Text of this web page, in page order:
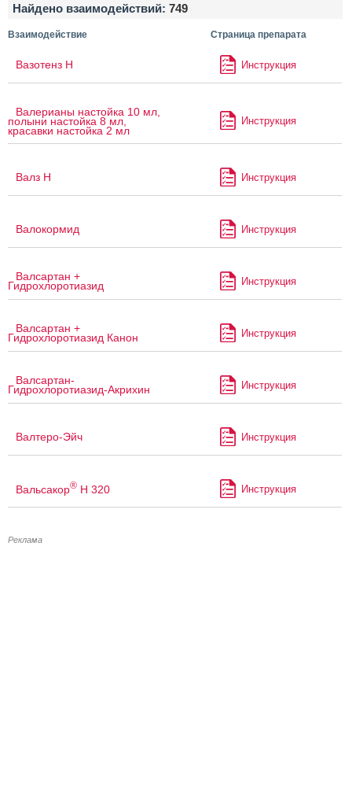
Найдено взаимодействий: 749
Взаимодействие Страница препарата
Вазотенз Н Инструкция
Валерианы настойка 10 мл,
полыни настойка 8 мл,
красавки настойка 2 мл
Инструкция
Валз Н Инструкция
Валокормид Инструкция
Валсартан +
Гидрохлоротиазид Инструкция
Валсартан +
Гидрохлоротиазид Канон Инструкция
Валсартан-
Гидрохлоротиазид-Акрихин Инструкция
Валтеро-Эйч Инструкция
Вальсакор® Н 320 Инструкция
Реклама